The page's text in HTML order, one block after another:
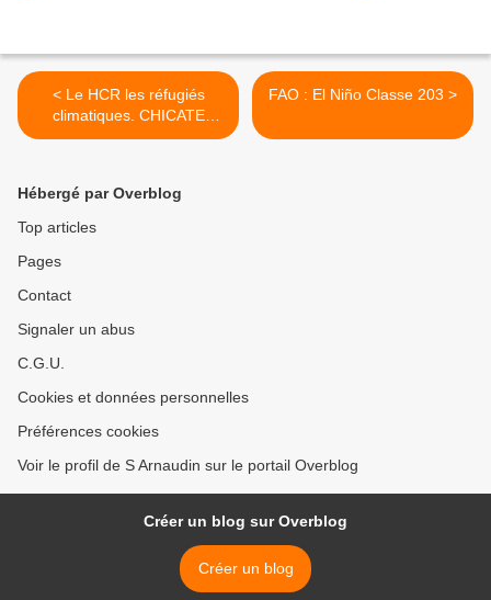
< Le HCR les réfugiés
climatiques. CHICATE
Cadélia et CAUMARTIN
FAO : El Niño Classe 203 >
Hébergé par Overblog
Top articles
Pages
Contact
Signaler un abus
C.G.U.
Cookies et données personnelles
Préférences cookies
Voir le profil de S Arnaudin sur le portail Overblog
Créer un blog sur Overblog
Créer un blog